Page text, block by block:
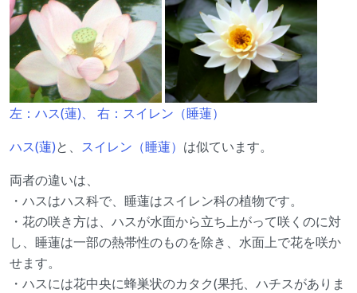
左：ハス(蓮)、 右：スイレン（睡蓮）
ハス(蓮)と、 スイレン（睡蓮） は似ています。
両者の違いは、
・ハスはハス科で、睡蓮はスイレン科の植物です。
・花の咲き方は、ハスが水面から立ち上がって咲くのに対
し、睡蓮は一部の熱帯性のものを除き、水面上で花を咲か
せます。
・ハスには花中央に蜂巣状のカタク(果托、ハチスがありま